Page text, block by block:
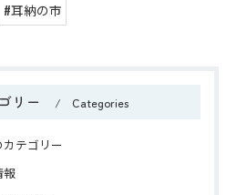
#耳納の市
リー Categories
テゴリー
報